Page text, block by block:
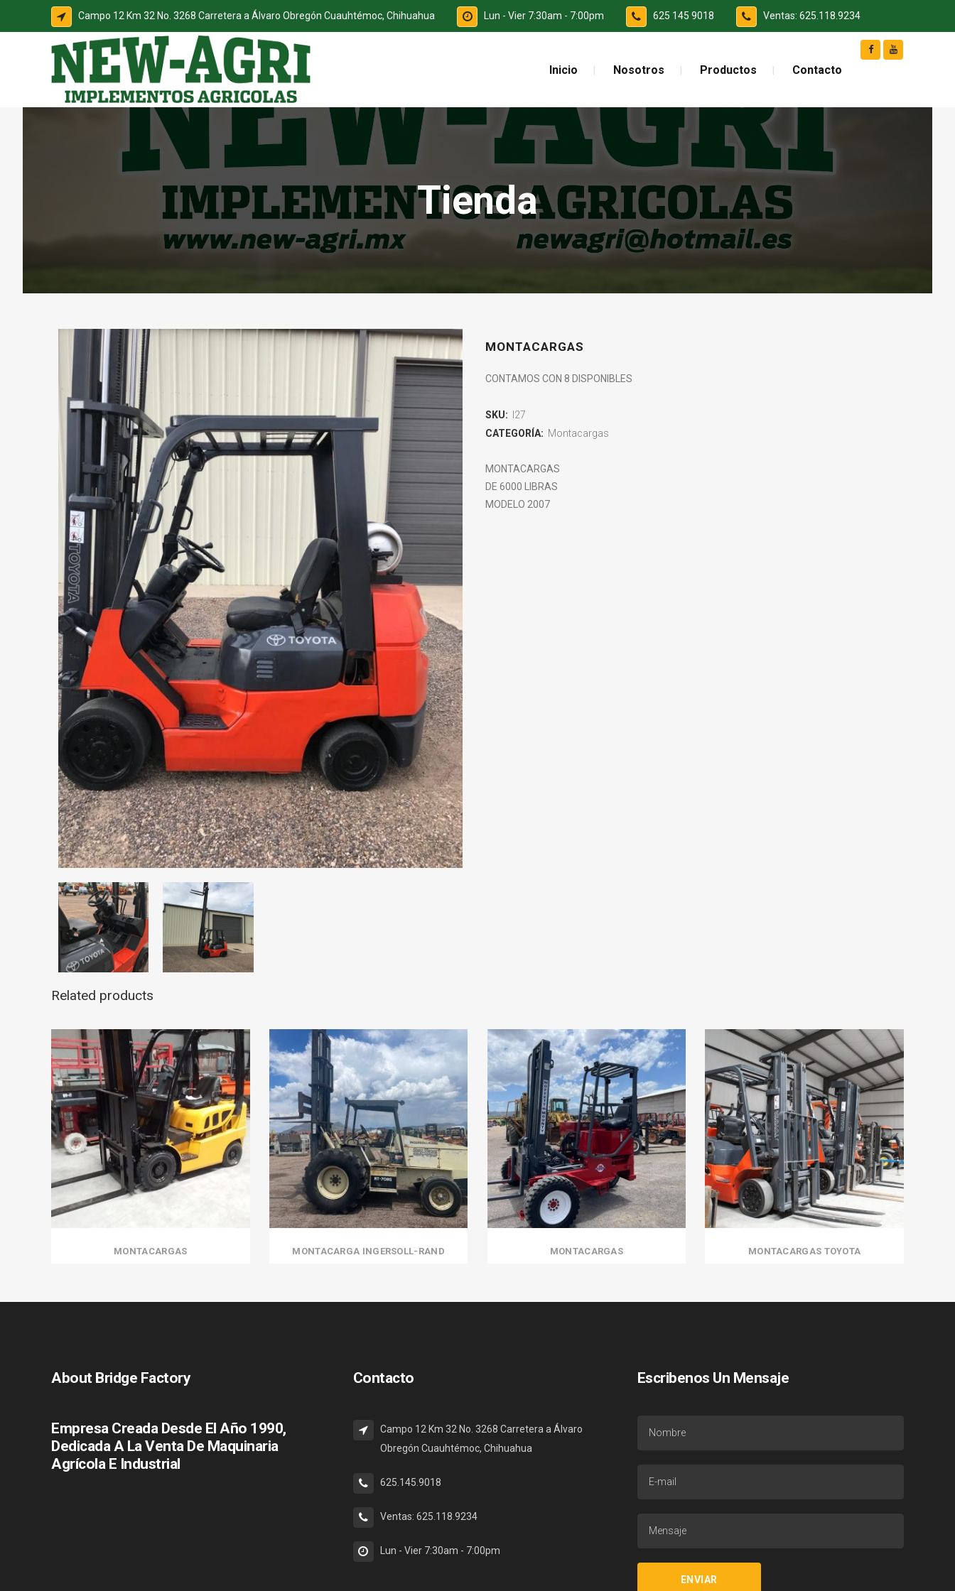
Campo 12 Km 32 No. 3268 Carretera a Álvaro Obregón Cuauhtémoc, Chihuahua Lun - Vier 7:30am - 7:00pm 625 145 9018 Ventas: 625.118.9234
Inicio Nosotros Productos Contacto
Tienda
MONTACARGAS
CONTAMOS CON 8 DISPONIBLES
SKU:
I27
CATEGORÍA: Montacargas
MONTACARGAS
DE 6000 LIBRAS
MODELO 2007
Related products
MONTACARGAS MONTACARGA INGERSOLL-RAND MONTACARGAS MONTACARGAS TOYOTA
About Bridge Factory
Empresa Creada Desde El Año 1990,
Dedicada A La Venta De Maquinaria
Agrícola E Industrial
Contacto
Campo 12 Km 32 No. 3268 Carretera a Álvaro
Obregón Cuauhtémoc, Chihuahua
625.145.9018
Ventas: 625.118.9234
Lun - Vier 7:30am - 7:00pm
Escribenos Un Mensaje